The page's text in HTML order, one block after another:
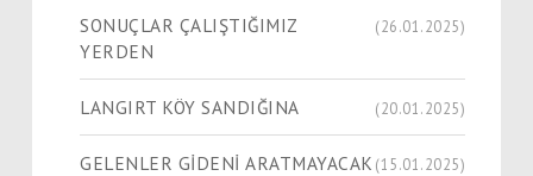
SONUÇLAR ÇALIŞTIĞIMIZ
YERDEN
(26.01.2025)
LANGIRT KÖY SANDIĞINA (20.01.2025)
GELENLER GİDENİ ARATMAYACAK (15.01.2025)